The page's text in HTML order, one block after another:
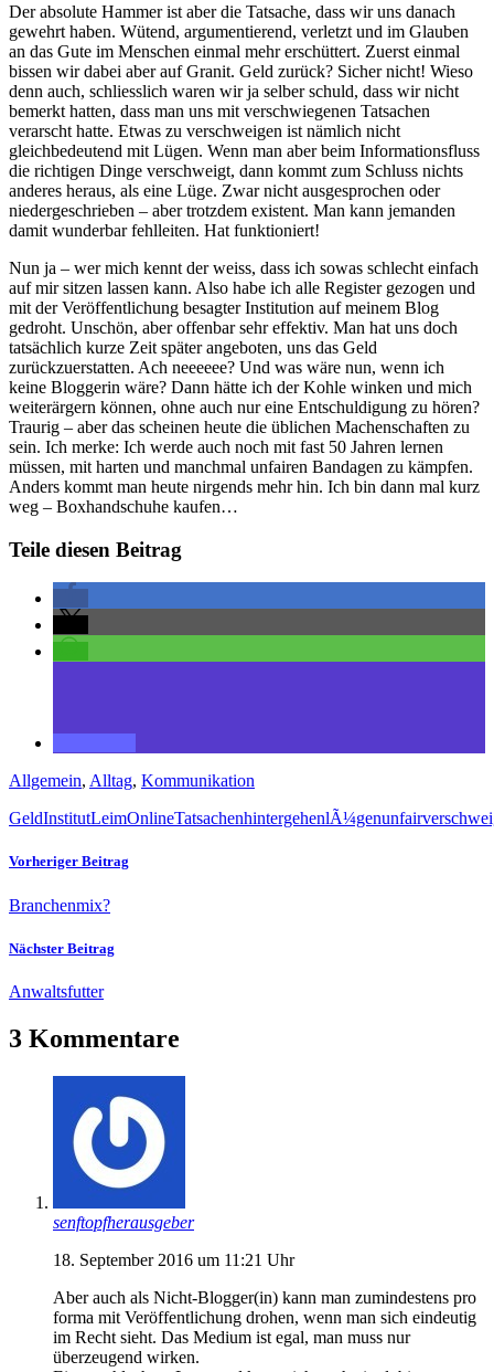
Der absolute Hammer ist aber die Tatsache, dass wir uns danach
gewehrt haben. Wütend, argumentierend, verletzt und im Glauben
an das Gute im Menschen einmal mehr erschüttert. Zuerst einmal
bissen wir dabei aber auf Granit. Geld zurück? Sicher nicht! Wieso
denn auch, schliesslich waren wir ja selber schuld, dass wir nicht
bemerkt hatten, dass man uns mit verschwiegenen Tatsachen
verarscht hatte. Etwas zu verschweigen ist nämlich nicht
gleichbedeutend mit Lügen. Wenn man aber beim Informationsfluss
die richtigen Dinge verschweigt, dann kommt zum Schluss nichts
anderes heraus, als eine Lüge. Zwar nicht ausgesprochen oder
niedergeschrieben – aber trotzdem existent. Man kann jemanden
damit wunderbar fehlleiten. Hat funktioniert!
Nun ja – wer mich kennt der weiss, dass ich sowas schlecht einfach
auf mir sitzen lassen kann. Also habe ich alle Register gezogen und
mit der Veröffentlichung besagter Institution auf meinem Blog
gedroht. Unschön, aber offenbar sehr effektiv. Man hat uns doch
tatsächlich kurze Zeit später angeboten, uns das Geld
zurückzuerstatten. Ach neeeeee? Und was wäre nun, wenn ich
keine Bloggerin wäre? Dann hätte ich der Kohle winken und mich
weiterärgern können, ohne auch nur eine Entschuldigung zu hören?
Traurig – aber das scheinen heute die üblichen Machenschaften zu
sein. Ich merke: Ich werde auch noch mit fast 50 Jahren lernen
müssen, mit harten und manchmal unfairen Bandagen zu kämpfen.
Anders kommt man heute nirgends mehr hin. Ich bin dann mal kurz
weg – Boxhandschuhe kaufen…
Teile diesen Beitrag
Allgemein, Alltag, Kommunikation
GeldInstitutLeimOnlineTatsachenhintergehenlÃ¼genunfair
Vorheriger Beitrag
Branchenmix?
Nächster Beitrag
Anwaltsfutter
3 Kommentare
senftopfherausgeber
18. September 2016 um 11:21 Uhr
Aber auch als Nicht-Blogger(in) kann man zumindestens pro
forma mit Veröffentlichung drohen, wenn man sich eindeutig
im Recht sieht. Das Medium ist egal, man muss nur
überzeugend wirken.